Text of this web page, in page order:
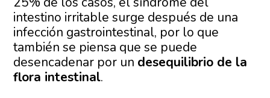
intestino irritable surge después de una
infección gastrointestinal, por lo que
también se piensa que se puede
desencadenar por un desequilibrio de la
flora intestinal.